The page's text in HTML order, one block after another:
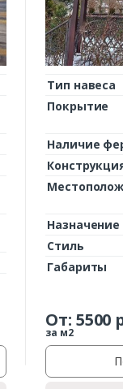
Тип навеса
Покрытие
Наличие
Назначение
Стиль
Габариты
От: 5500
за м2